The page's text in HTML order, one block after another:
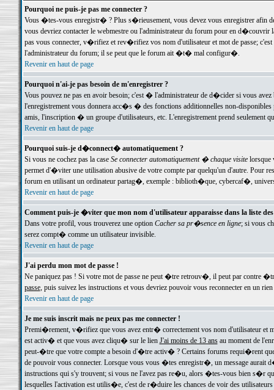
Pourquoi ne puis-je pas me connecter ?
Vous �tes-vous enregistr� ? Plus s�rieusement, vous devez vous enregistrer
vous devriez contacter le webmestre ou l'administrateur du forum pour en
pas vous connecter, v�rifiez et rev�rifiez vos nom d'utilisateur et mot de passe;
l'administrateur du forum; il se peut que le forum ait �t� mal configur�.
Revenir en haut de page
Pourquoi n'ai-je pas besoin de m'enregistrer ?
Vous pouvez ne pas en avoir besoin; c'est � l'administrateur de d�cider si vous
l'enregistrement vous donnera acc�s � des fonctions additionnelles non-
amis, l'inscription � un groupe d'utilisateurs, etc. L'enregistrement prend seulement
Revenir en haut de page
Pourquoi suis-je d�connect� automatiquement ?
Si vous ne cochez pas la case Se connecter automatiquement � chaque visitelorsque
permet d'�viter une utilisation abusive de votre compte par quelqu'un d'autre. Pour
forum en utilisant un ordinateur partag�, exemple : biblioth�que, cybercaf�,
Revenir en haut de page
Comment puis-je �viter que mon nom d'utilisateur apparaisse dans la liste
Dans votre profil, vous trouverez une option Cacher sa pr�sence en ligne; si vous
serez compt� comme un utilisateur invisible.
Revenir en haut de page
J'ai perdu mon mot de passe !
Ne paniquez pas ! Si votre mot de passe ne peut �tre retrouv�, il peut par contre
passe, puis suivez les instructions et vous devriez pouvoir vous reconnecter en un rien
Revenir en haut de page
Je me suis inscrit mais ne peux pas me connecter !
Premi�rement, v�rifiez que vous avez entr� correctement vos nom d'utilisateur
est activ� et que vous avez cliqu� sur le lien J'ai moins de 13 ansau moment de
peut-�tre que votre compte a besoin d'�tre activ� ? Certains forums requi�rent
de pouvoir vous connecter. Lorsque vous vous �tes enregistr�, un message aurait
instructions qui s'y trouvent; si vous ne l'avez pas re�u, alors �tes-vous bien s�r
lesquelles l'activation est utilis�e, c'est de r�duire les chances de voir des